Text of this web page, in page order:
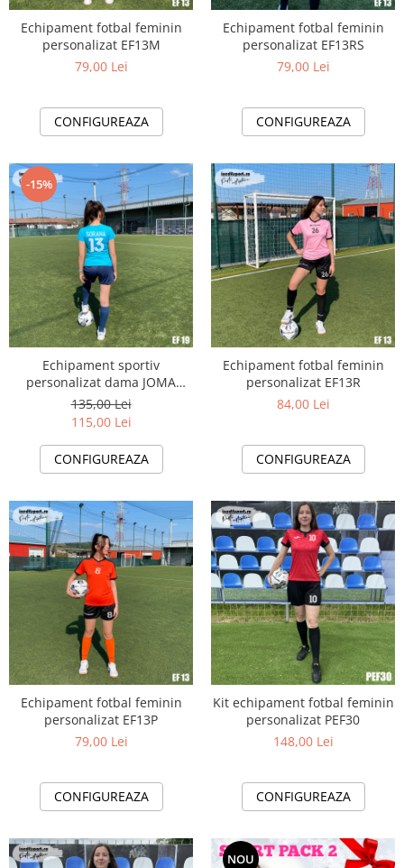
Bidoane si termosuri sportive
Sepci
Echipament fotbal feminin
personalizat EF13M
79,00 Lei
CONFIGUREAZA
Echipament fotbal feminin
personalizat EF13RS
79,00 Lei
CONFIGUREAZA
-15%
Echipament sportiv
personalizat dama JOMA
COMBI EF19
135,00 Lei
115,00 Lei
CONFIGUREAZA
Echipament fotbal feminin
personalizat EF13R
84,00 Lei
CONFIGUREAZA
Echipament fotbal feminin
personalizat EF13P
79,00 Lei
CONFIGUREAZA
Kit echipament fotbal feminin
personalizat PEF30
148,00 Lei
CONFIGUREAZA
NOU